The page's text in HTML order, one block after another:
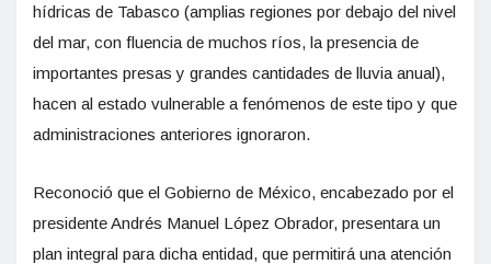
hídricas de Tabasco (amplias regiones por debajo del nivel
del mar, con fluencia de muchos ríos, la presencia de
importantes presas y grandes cantidades de lluvia anual),
hacen al estado vulnerable a fenómenos de este tipo y que
administraciones anteriores ignoraron.
Reconoció que el Gobierno de México, encabezado por el
presidente Andrés Manuel López Obrador, presentara un
plan integral para dicha entidad, que permitirá una atención